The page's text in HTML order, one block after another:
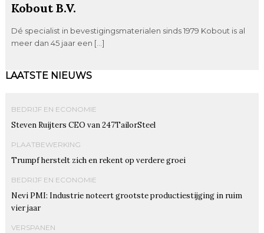
Kobout B.V.
Dé specialist in bevestigingsmaterialen sinds 1979 Kobout is al
meer dan 45 jaar een […]
LAATSTE NIEUWS
BEDRIJF EN ECONOMIE
Steven Ruijters CEO van 247TailorSteel
PLAATBEWERKING
Trumpf herstelt zich en rekent op verdere groei
BEDRIJF EN ECONOMIE
Nevi PMI: Industrie noteert grootste productiestijging in ruim
vier jaar
VERSPANEN